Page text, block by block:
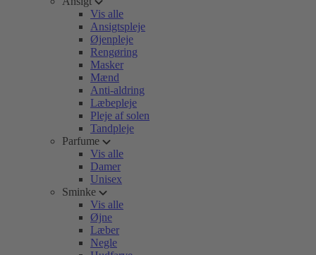
Vis alle
Ansigtspleje
Øjenpleje
Rengøring
Masker
Mænd
Anti-aldring
Læbepleje
Pleje af solen
Tandpleje
Parfume
Vis alle
Damer
Unisex
Sminke
Vis alle
Øjne
Læber
Negle